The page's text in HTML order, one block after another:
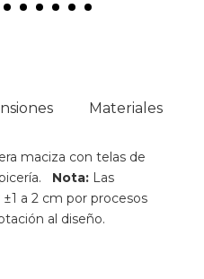
Materiales
maciza con telas de
Nota:Las
a 2 cm por procesos
al diseño.